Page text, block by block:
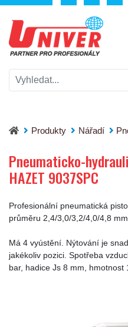
Produkty Nářadí
Pneumaticko-hydraulická
Pneumaticko-
HAZET 9037SPC
Profesionální pneumatická
průměru 2,4/3,0/3,2/4,0/4,8 mm.
Má 4 vyústění. Nýtování je
jakékoliv pozici. Spotřeba
bar, hadice Js 8 mm, hmotnost